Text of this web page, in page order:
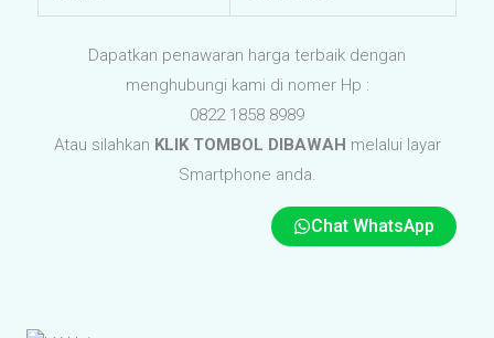
Dapatkan penawaran harga terbaik dengan
menghubungi kami di nomer Hp :
0822 1858 8989
Atau silahkan KLIK TOMBOL DIBAWAH melalui layar
Smartphone anda.
Chat WhatsApp